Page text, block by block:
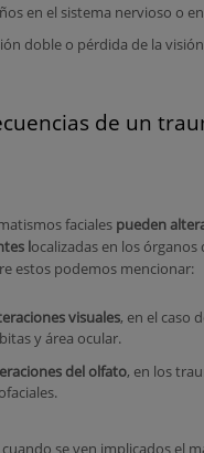
en el sistema nervioso o
doble o pérdida de la visión
de un
faciales pueden
localizadas en los órganos
estos podemos mencionar:
visuales, en el caso
y área ocular.
del olfato, en los
se ven implicados el